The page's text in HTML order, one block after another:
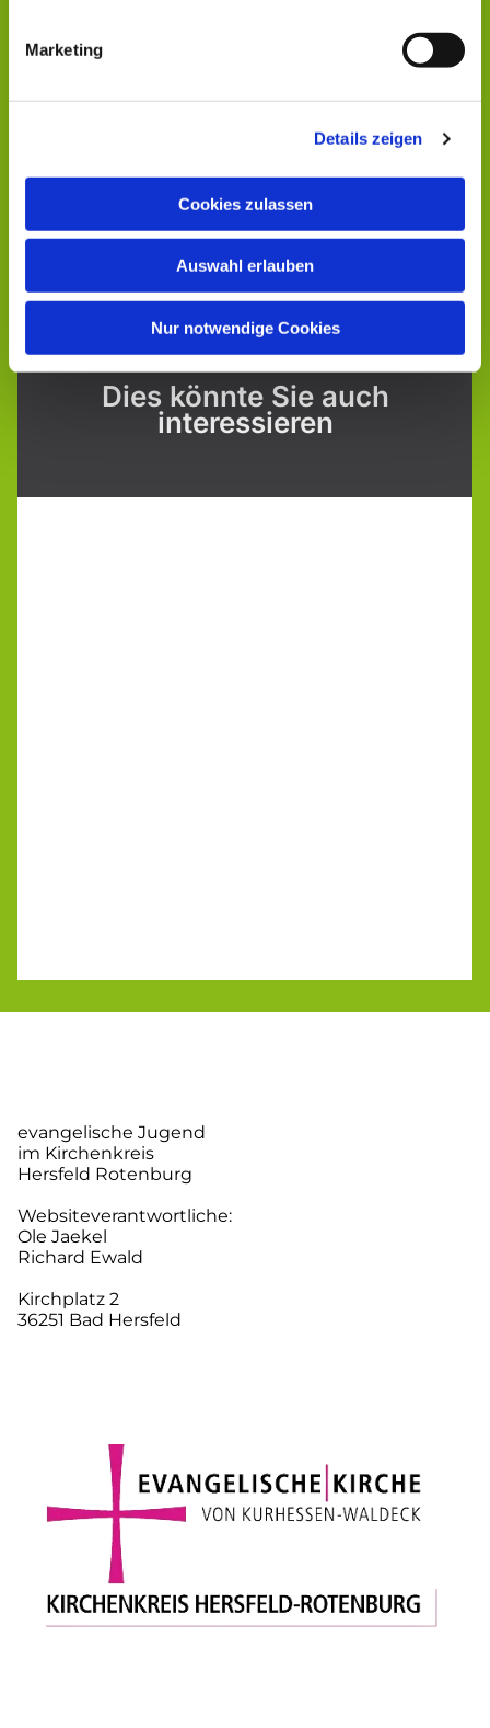
Marketing
Details zeigen
Cookies zulassen
Auswahl erlauben
Nur notwendige Cookies
Dies könnte Sie auch
interessieren
evangelische Jugend
im Kirchenkreis
Hersfeld Rotenburg
Websiteverantwortliche:
Ole Jaekel
Richard Ewald
Kirchplatz 2
36251 Bad Hersfeld